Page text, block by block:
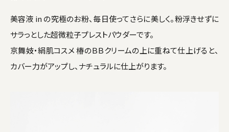
美容液 in の究極のお粉、毎日使ってさらに美しく。粉浮きせずに
サラっとした超微粒子プレストパウダーです。
京舞妓・絹肌コスメ 椿のＢＢクリームの上に重ねて仕上げると、
カバー力がアップし、ナチュラルに仕上がります。